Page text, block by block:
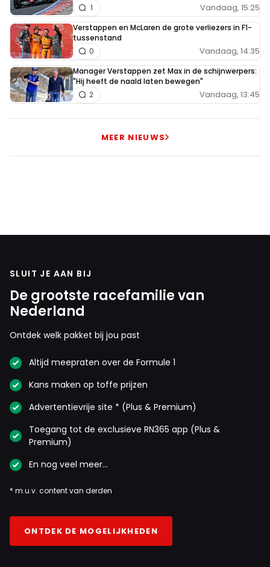
Vandaag, 15:25
1
Verstappen en McLaren de grote verliezers in F1-
tussenstand
Vandaag, 14:35
0
Manager Verstappen zet Max in de schijnwerpers:
"Hij heeft de naald laten bewegen"
Vandaag, 13:45
2
MEER NIEUWS
SLUIT JE AAN BIJ
De grootste racefamilie van
Nederland
Ontdek welk pakket bij jou past
Altijd meepraten over de Formule 1
Kans maken op toffe prijzen
Advertentievrije site * (Plus & Premium)
Toegang tot de exclusieve RN365 app (Plus &
Premium)
En nog veel meer…
* m.u.v. content van derden
ONTDEK DE MOGELIJKHEDEN